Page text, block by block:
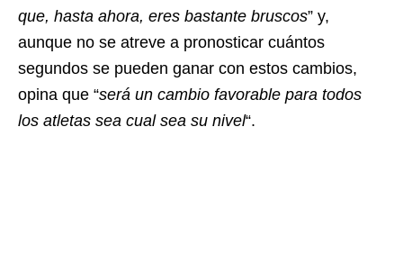
que, hasta ahora, eres bastante bruscos” y,
aunque no se atreve a pronosticar cuántos
segundos se pueden ganar con estos cambios,
opina que “será un cambio favorable para todos
los atletas sea cual sea su nivel“.